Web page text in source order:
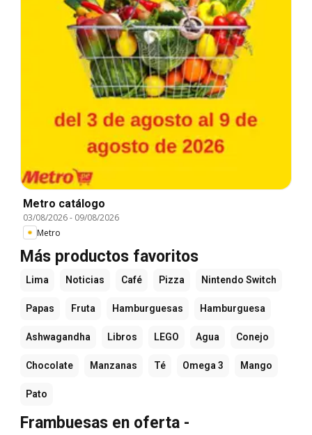
Metro catálogo
03/08/2026- 09/08/2026
Metro
Más productos favoritos
Lima Noticias Café Pizza Nintendo Switch
Papas Fruta Hamburguesas Hamburguesa
Ashwagandha Libros LEGO Agua Conejo
Chocolate Manzanas Té Omega 3 Mango
Pato
Frambuesas en oferta -